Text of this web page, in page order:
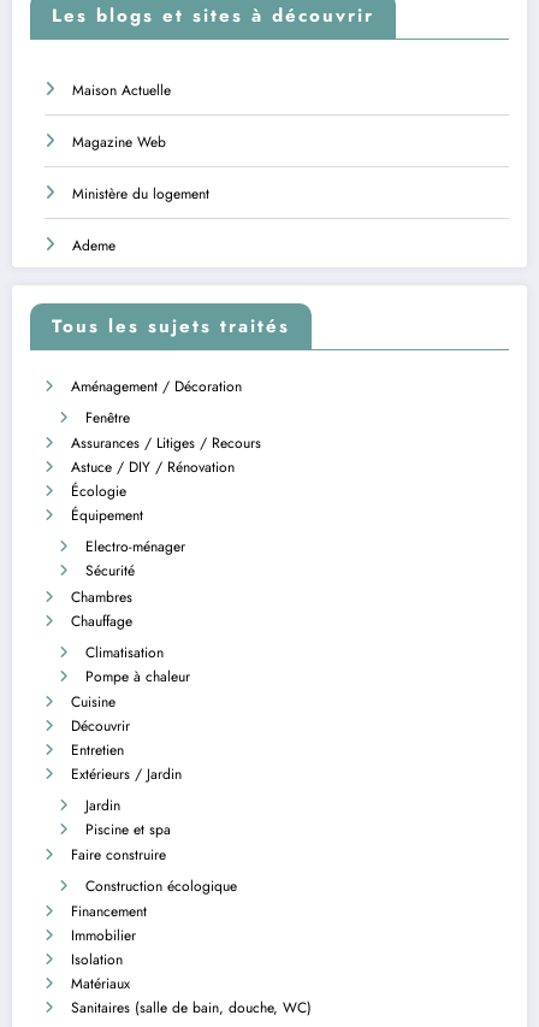
Les blogs et sites à découvrir
Maison Actuelle
Magazine Web
Ministère du logement
Ademe
Tous les sujets traités
Aménagement / Décoration
Fenêtre
Assurances / Litiges / Recours
Astuce / DIY / Rénovation
Écologie
Équipement
Electro-ménager
Sécurité
Chambres
Chauffage
Climatisation
Pompe à chaleur
Cuisine
Découvrir
Entretien
Extérieurs / Jardin
Jardin
Piscine et spa
Faire construire
Construction écologique
Financement
Immobilier
Isolation
Matériaux
Sanitaires (salle de bain, douche, WC)